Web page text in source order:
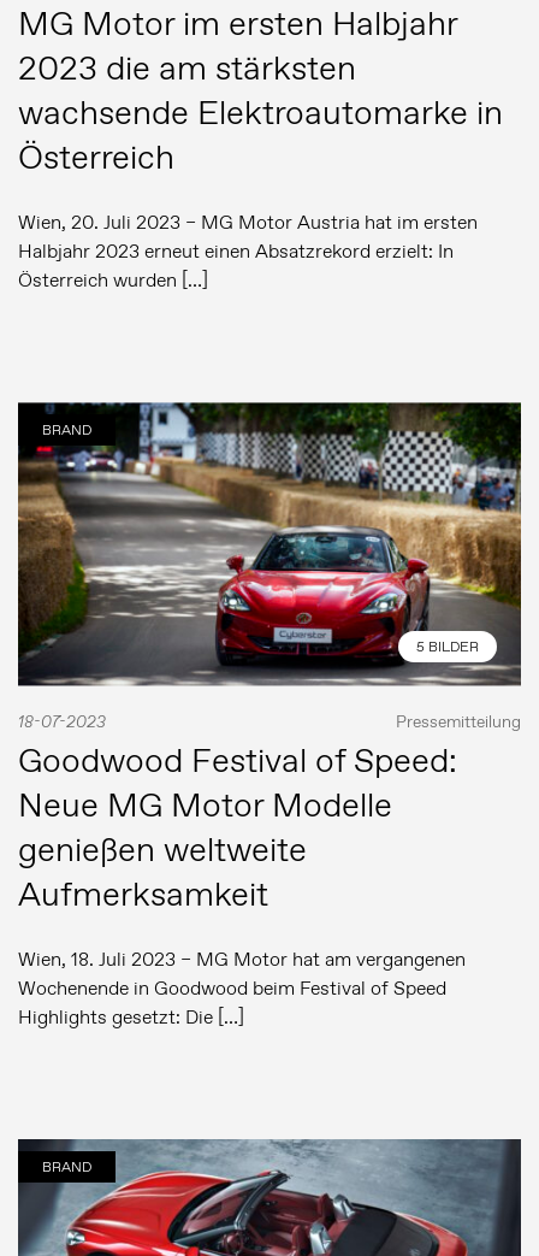
MG Motor im ersten Halbjahr
2023 die am stärksten
wachsende Elektroautomarke in
Österreich
Wien, 20. Juli 2023 – MG Motor Austria hat im ersten
Halbjahr 2023 erneut einen Absatzrekord erzielt: In
Österreich wurden […]
BRAND
5 BILDER
18-07-2023 Pressemitteilung
Goodwood Festival of Speed:
Neue MG Motor Modelle
genießen weltweite
Aufmerksamkeit
Wien, 18. Juli 2023 – MG Motor hat am vergangenen
Wochenende in Goodwood beim Festival of Speed
Highlights gesetzt: Die […]
BRAND